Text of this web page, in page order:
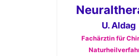
U. Aldag
Fachärztin für